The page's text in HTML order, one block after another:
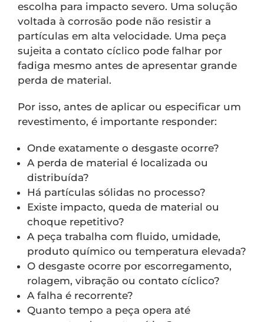
escolha para impacto severo. Uma solução
voltada à corrosão pode não resistir a
partículas em alta velocidade. Uma peça
sujeita a contato cíclico pode falhar por
fadiga mesmo antes de apresentar grande
perda de material.
Por isso, antes de aplicar ou especificar um
revestimento, é importante responder:
Onde exatamente o desgaste ocorre?
A perda de material é localizada ou
distribuída?
Há partículas sólidas no processo?
Existe impacto, queda de material ou
choque repetitivo?
A peça trabalha com fluido, umidade,
produto químico ou temperatura elevada?
O desgaste ocorre por escorregamento,
rolagem, vibração ou contato cíclico?
A falha é recorrente?
Quanto tempo a peça opera até